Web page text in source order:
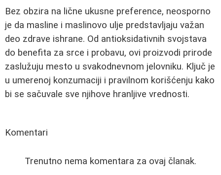
Bez obzira na lične ukusne preference, neosporno
je da masline i maslinovo ulje predstavljaju važan
deo zdrave ishrane. Od antioksidativnih svojstava
do benefita za srce i probavu, ovi proizvodi prirode
zaslužuju mesto u svakodnevnom jelovniku. Ključ je
u umerenoj konzumaciji i pravilnom korišćenju kako
bi se sačuvale sve njihove hranljive vrednosti.
Komentari
Trenutno nema komentara za ovaj članak.